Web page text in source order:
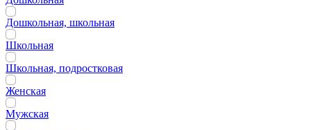
Дошкольная, школьная
Школьная
Школьная, подростковая
Женская
Мужская